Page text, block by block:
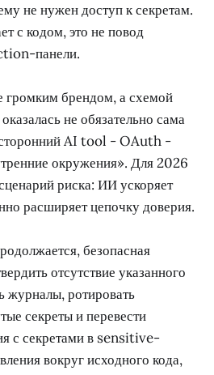
не нужен доступ к секретам.
с кодом, это не повод
панели.
громким брендом, а схемой
не обязательно сама
AI tool - OAuth -
окружения». Для 2026
риска: ИИ ускоряет
расширяет цепочку доверия.
безопасная
отсутствие указанного
ротировать
секреты и перевести
с секретами в sensitive-
вокруг исходного кода,